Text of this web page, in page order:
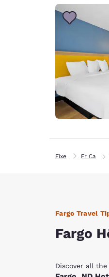
Fixe Fr Ca
Fargo Travel
Fargo
Discover all